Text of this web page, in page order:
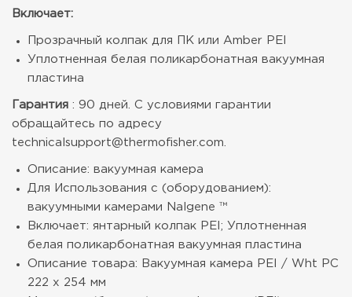
Включает:
Прозрачный колпак для ПК или Amber PEI
Уплотненная белая поликарбонатная вакуумная
пластина
Гарантия : 90 дней. С условиями гарантии
обращайтесь по адресу
technicalsupport@thermofisher.com.
Описание: вакуумная камера
Для Использования с (оборудованием):
вакуумными камерами Nalgene ™
Включает: янтарный колпак PEI; Уплотненная
белая поликарбонатная вакуумная пластина
Описание товара: Вакуумная камера PEI / Wht PC
222 x 254 мм